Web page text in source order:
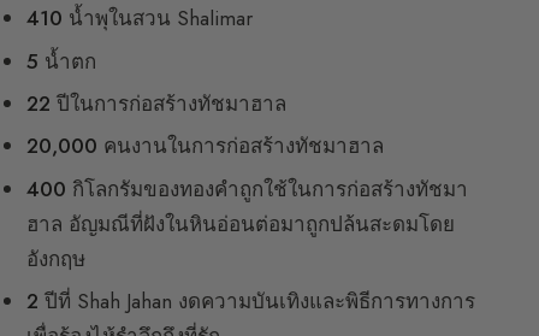
410 น้ำพุในสวน Shalimar
5 น้ำตก
22 ปีในการก่อสร้างทัชมาฮาล
20,000 คนงานในการก่อสร้างทัชมาฮาล
400 กิโลกรัมของทองคำถูกใช้ในการก่อสร้างทัชมา
ฮาล อัญมณีที่ฝังในหินอ่อนต่อมาถูกปล้นสะดมโดย
อังกฤษ
2 ปีที่ Shah Jahan งดความบันเทิงและพิธีการทางการ